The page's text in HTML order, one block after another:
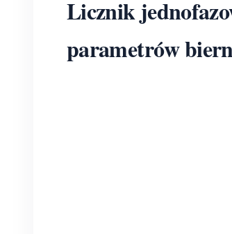
Licznik
parametrów